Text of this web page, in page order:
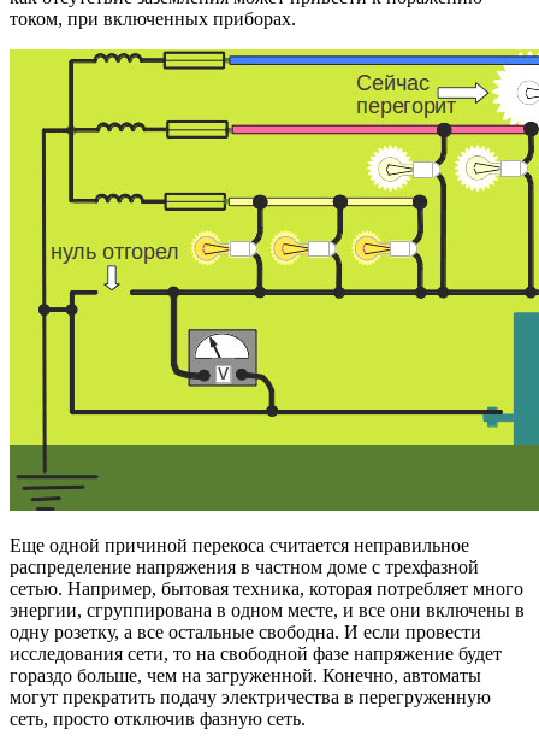
током, при включенных приборах.
Еще одной причиной перекоса считается неправильное
распределение напряжения в частном доме с трехфазной
сетью. Например, бытовая техника, которая потребляет много
энергии, сгруппирована в одном месте, и все они включены в
одну розетку, а все остальные свободна. И если провести
исследования сети, то на свободной фазе напряжение будет
гораздо больше, чем на загруженной. Конечно, автоматы
могут прекратить подачу электричества в перегруженную
сеть, просто отключив фазную сеть.